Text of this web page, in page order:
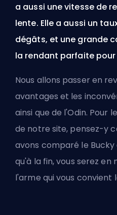
a aussi une vitesse de
lente. Elle a aussi un
dégâts, et une grande
la rendant parfaite
Nous allons passer en
avantages et les
ainsi que de l'Odin. Pour
de notre site, pensez-y
avons comparé le Bucky
qu'à la fin, vous serez en
l'arme qui vous convient